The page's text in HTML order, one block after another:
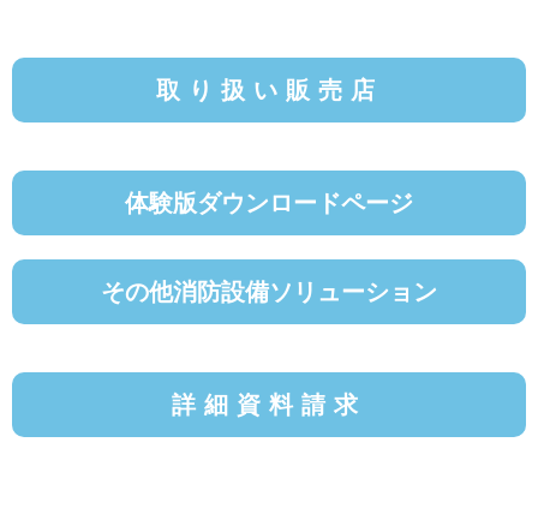
取り扱い販売店
体験版ダウンロードページ
その他消防設備ソリューション
詳細資料請求